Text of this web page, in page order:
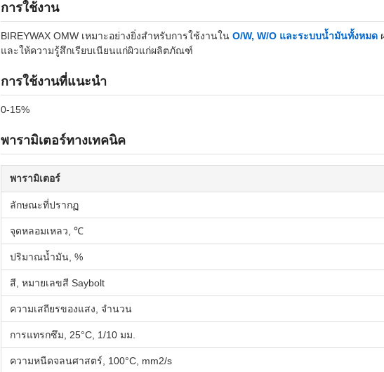
การใช้งาน
BIREYWAX OMW เหมาะอย่างยิ่งสำหรับการใช้งานใน O/W, W/O และระบบน้ำมันทั้งหมด
และให้ความรู้สึกเรียบเนียนแก่ผิวแก่ผลิตภัณฑ์
การใช้งานที่แนะนำ
0-15%
พารามิเตอร์ทางเทคนิค
พารามิเตอร์
ลักษณะที่ปรากฏ
จุดหลอมเหลว, ℃
ปริมาณน้ำมัน, %
สี, หมายเลขสี Saybolt
ความเสถียรของแสง, จำนวน
การแทรกซึม, 25°C, 1/10 มม.
ความหนืดจลนศาสตร์, 100°C, mm2/s